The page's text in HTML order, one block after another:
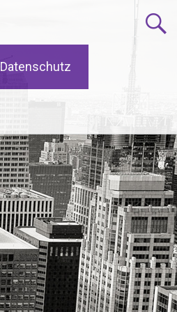
Datenschutz